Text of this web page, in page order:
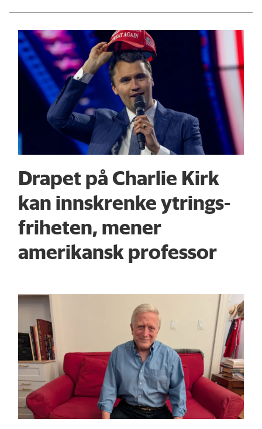
Drapet på Charlie Kirk
kan innskrenke ytrings­
friheten, mener
amerikansk professor